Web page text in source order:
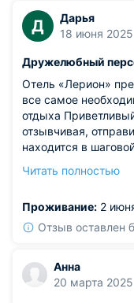
Д
Дарья
18 июня 2025
Дружелюбный
Отель «Лерион»
все самое
отдыха
отзывчивая,
находится в
чтоб море было
лучший из тех в
к Вам еще
Читать полностью
Проживание: 2
Отзыв оставлен
Анна
20 марта 2025